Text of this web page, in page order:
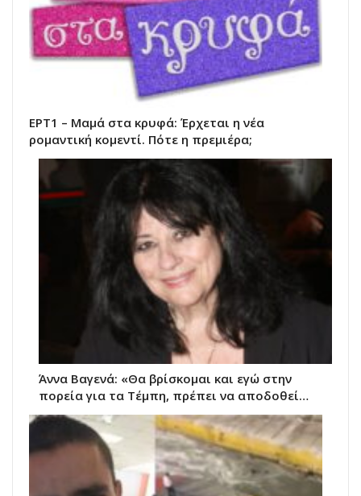
ΕΡΤ1 – Μαμά στα κρυφά: Έρχεται η νέα
ρομαντική κομεντί. Πότε η πρεμιέρα;
Άννα Βαγενά: «Θα βρίσκομαι και εγώ στην
πορεία για τα Τέμπη, πρέπει να αποδοθεί…